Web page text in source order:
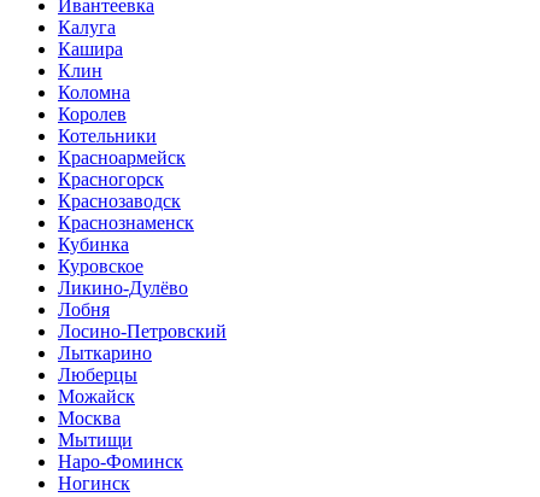
Ивантеевка
Калуга
Кашира
Клин
Коломна
Королев
Котельники
Красноармейск
Красногорск
Краснозаводск
Краснознаменск
Кубинка
Куровское
Ликино-Дулёво
Лобня
Лосино-Петровский
Лыткарино
Люберцы
Можайск
Москва
Мытищи
Наро-Фоминск
Ногинск